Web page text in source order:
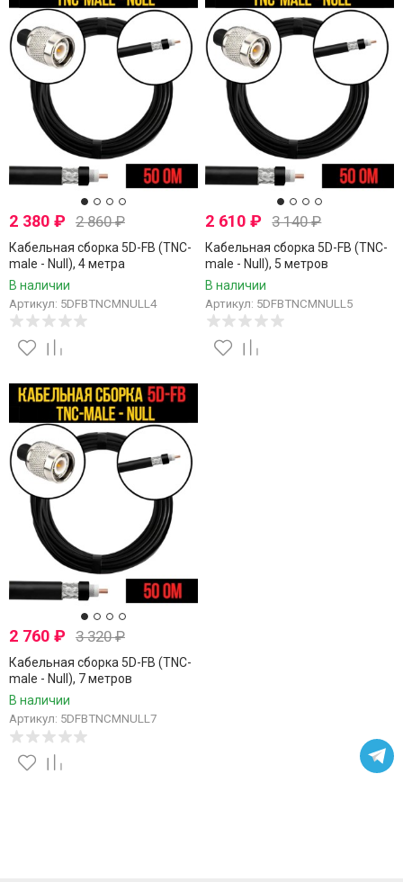
2 380 ₽ 2 860₽
Кабельная сборка 5D-FB (TNC-
male - Null), 4 метра
В наличии
Артикул: 5DFBTNCMNULL4
2 610₽ 3 140₽
Кабельная сборка 5D-FB (TNC-
male - Null), 5 метров
В наличии
Артикул: 5DFBTNCMNULL5
2 760 ₽ 3 320₽
Кабельная сборка 5D-FB (TNC-
male - Null), 7 метров
В наличии
Артикул: 5DFBTNCMNULL7